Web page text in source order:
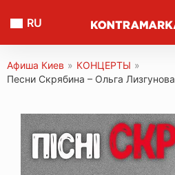
RU
Афиша Киев » КОНЦЕРТЫ »
Песни Скрябина – Ольга Лизгунова